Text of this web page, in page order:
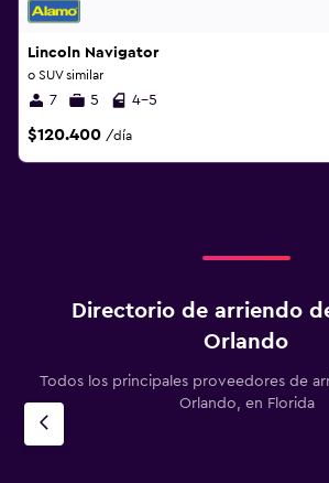
Lincoln Navigator
o SUV similar
7 5 4-5
$120.400 /día
Directorio de arriendo
Orlando
Todos los principales proveedores de
Orlando, en Florida